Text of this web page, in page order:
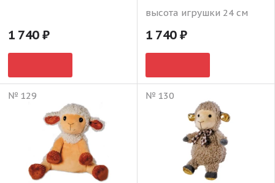
1 740
высота игрушки 24 см
1 740
№ 129 № 130